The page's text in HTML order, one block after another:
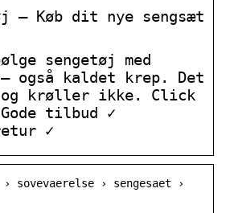
– Køb dit nye sengsæt
sengetøj med
også kaldet krep. Det
krøller ikke. Click
tilbud ✓
✓
› sengesaet ›